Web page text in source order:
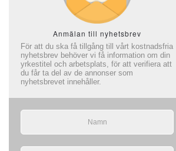
Anmälan till nyhetsbrev
För att du ska få tillgång till vårt kostnadsfria
nyhetsbrev behöver vi få information om din
yrkestitel och arbetsplats, för att verifiera att
du får ta del av de annonser som
nyhetsbrevet innehåller.